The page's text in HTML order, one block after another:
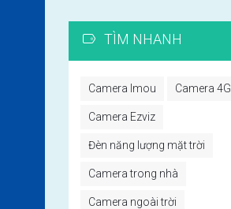
TÌM NHANH
Camera Imou Camera 4G
Camera Ezviz
Đèn năng lượng mặt trời
Camera trong nhà
Camera ngoài trời